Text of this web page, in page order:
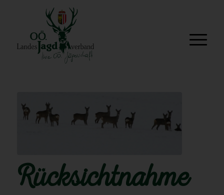
Rücksichtnahme